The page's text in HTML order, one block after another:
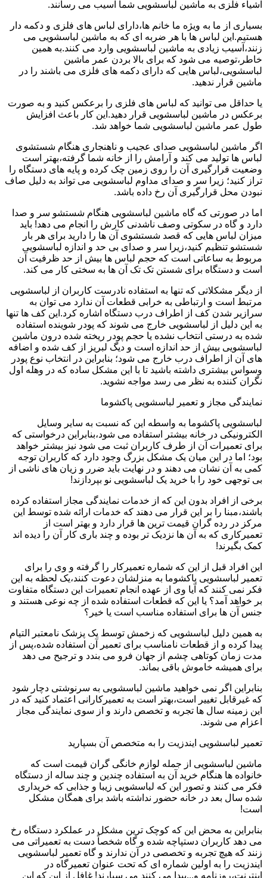
اشیاء فلزی به ماشین لباسشویی شما آسیب می رسانند.
بسیاری از ما به ویژه ما خانم ها،دارای لباس های فلزی و دکمه دار
هستیم.این لباس ها با هر ضربه ای که به ماشین لباسشویی می
زنند،آسیب زیادی به ماشین لباسشویی وارد می کنند.به همین
خاطر،توصیه می شود که برای بالا بردن عمر ماشین
لباسشویی،لباس هایی که دارای دکمه های فلزی می باشند را در
ماشین قرار ندهید.
یا حداقل می توانید که لباس های فلزی را برعکس کنید و به صورت
برعکس در ماشین لباسشویی قرار دهید.این کار باعث افزایش
طول عمر ماشین لباسشویی شما خواهد شد.
اگر ماشین لباسشویی صدای عجیب و ناهنجاری هنگام شستشوی
لباس ها تولید می کند و آرامش را از خانه شما گرفته،بهتر است
وضعیت قرارگیری آن را روی زمین چک کرده و پایه های دستگاه را
تراز کنید؛ زیرا سر و صدای مداوم لباسشویی می تواند به دلیل صاف
نبودن محل قرارگیری آن رخ داده باشد.
اما در صورتی که گاه ماشین لباسشویی هنگام شستشو سر و صدا
دارد و گاه در سکوتی وصف ناشدنی کارش را انجام می دهد! باید
میزان لباس هایی که قصد شستشوی آن ها را دارید برای هر بار
شستشو تنظیم کنید،زیرا سر و صدای بی حد و اندازه لباسشویی
مربوط به ساعاتی است که حجم لباس ها بیش از حد ظرفیت آن
است و دستگاه برای شستن تک تک آن ها به سختی کار می کند.
از دیگر مشکلاتی که تنها به استفاده نادرست کاربران از لباسشویی
مرتبط است و ارتباطی به خرابی قطعات آن ندارد می توان به
سرازیر شدن کف از اطراف درب دستگاه اشاره کرد.این کف ها تنها
به این دلیل از لباسشویی خارج می شوند که پودر شوینده استفاده
شده به درستی انتخاب نشده یا حجم پودر ریخته شده درون ماشین
لباسشویی بیش از حد اندازه است و دیگ لبریز از کف شده و اضافه
های آن از اطراف درب خارج می شود؛ بنابراین در انتخاب نوع پودر
وسواس بیشتری داشته باشید تا با این مشکل ساده که در وهله اول
نگران کننده به نظر می رسد مواجه نشوید.
نمایندگی مجاز و تعمیر لباسشویی پاکشوما
لباسشویی پاکشوما به واسطه این که نسبت به سایر وسایل
الکترونیکی در خانه بیشتر استفاده می شود،بنابراین درخواستی که
برای تعمیرات آن از طرف کاربران ثبت می شود نیز بیشتر خواهد
بود؛ اما در این میان یک مشکل بزرگ وجود دارد که کاربران توجه
کمی به آن نشان می دهند و در نهایت باید ضرر و زیان های ناشی از
بی توجهی خود را با خرید یک لباسشویی نو بپردازند!
برخی از افراد بدون این که از خدمات نمایندگی مجاز استفاده کرده
باشند،مبنا را بر این قرار می دهند که خدمات ارائه شده توسط این
مرکز در رده گران قیمت ترین ها قرار دارد و بهتر است از
تعمیرکاری که به آن ها نزدیک تر بوده و چند باری کار آن را دیده اند
کمک بگیرند!
این افراد قبل از این که شماره تعمیرکار را گرفته و وی را برای
تعمیر لباسشویی پاکشوما به منزلشان دعوت کنند،یک لحظه به این
فکر نمی کنند که آیا وی از عهده انجام تعمیرات این دستگاه متفاوت
بر خواهد آمد؟ یا این که قطعات استفاده شده از چه نوعی هستند و
جنس آن ها برای استفاده مناسب است یا خیر؟
به همین دلیل لباسشویی که زخمش توسط یک پزشک نامعتبر التیام
پیدا کرده و از قطعات نامناسب برای تعمیر آن استفاده شده،پس از
مدت زمان کوتاهی چشم از جهان فرو می بندد و ترجیح می دهد
برای همیشه خاموش باقی بماند.
بنابراین اگر نمی خواهید ماشین لباسشویی به سرنوشتی دچار شود
که غیرقابل تغییر است،بهتر است به تعمیرکارانی اعتماد کنید که در
این زمینه سال ها تجربه و تخصص دارند و از سوی نمایندگی مجاز
اعزام می شوند.
تعمیر لباسشویی ایندزیت را به متخصص آن بسپارید
ماشین لباسشویی از جمله لوازم خانگی گران قیمت است که
خانواده ها هنگام خرید آن به استفاده چندین و چند ساله از دستگاه
فکر می کنند و تصور این که لباسشویی زیبا و جذابی که خریداری
شده سال بعد در خانه حضور نداشته باشد برای همگان مشکل
است!
بنابراین به محض این که کوچک ترین مشکل در عملکرد دستگاه رخ
می دهد کاربران دستپاچه شده و گاه شخصاً دست به تعمیراتی می
زنند که هیچ تجربه و تخصصی در آن ندارند و گاه تعمیر لباسشویی
ایندزیت را به اولین شماره ای که تحت عنوان تعمیرگاه در
اینترنت،روزنامه و...پیدا می کنند می سپارند! غافل از این که این